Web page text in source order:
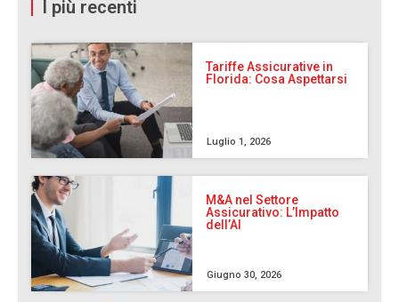
I più recenti
Tariffe Assicurative in
Florida: Cosa Aspettarsi
Luglio 1, 2026
M&A nel Settore
Assicurativo: L’Impatto
dell’AI
Giugno 30, 2026